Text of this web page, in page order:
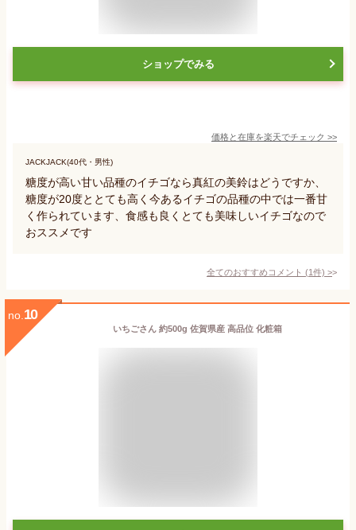
ショップでみる
価格と在庫を楽天でチェック >>
JACKJACK(40代・男性)
糖度が高い甘い品種のイチゴなら真紅の美鈴はどうですか、
糖度が20度ととても高く今あるイチゴの品種の中では一番甘
く作られています、食感も良くとても美味しいイチゴなので
おススメです
全てのおすすめコメント (1件) >
no. 10
いちごさん 約500g 佐賀県産 高品位 化粧箱